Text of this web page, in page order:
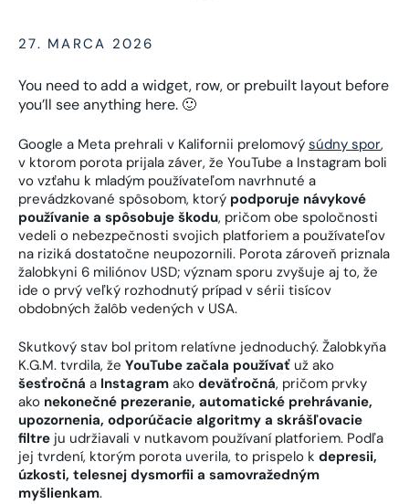
27. MARCA 2026
You need to add a widget, row, or prebuilt layout before
you’ll see anything here. 🙂
Google a Meta prehrali v Kalifornii prelomový súdny spor,
v ktorom porota prijala záver, že YouTube a Instagram boli
vo vzťahu k mladým používateľom navrhnuté a
prevádzkované spôsobom, ktorý podporuje návykové
používanie a spôsobuje škodu, pričom obe spoločnosti
vedeli o nebezpečnosti svojich platforiem a používateľov
na riziká dostatočne neupozornili. Porota zároveň priznala
žalobkyni 6 miliónov USD; význam sporu zvyšuje aj to, že
ide o prvý veľký rozhodnutý prípad v sérii tisícov
obdobných žalôb vedených v USA.
Skutkový stav bol pritom relatívne jednoduchý. Žalobkyňa
K.G.M. tvrdila, že YouTube začala používať už ako
šesťročná a Instagram ako deväťročná, pričom prvky
ako nekonečné prezeranie, automatické prehrávanie,
upozornenia, odporúčacie algoritmy a skrášľovacie
filtre ju udržiavali v nutkavom používaní platforiem. Podľa
jej tvrdení, ktorým porota uverila, to prispelo k depresii,
úzkosti, telesnej dysmorfii a samovražedným
myšlienkam.